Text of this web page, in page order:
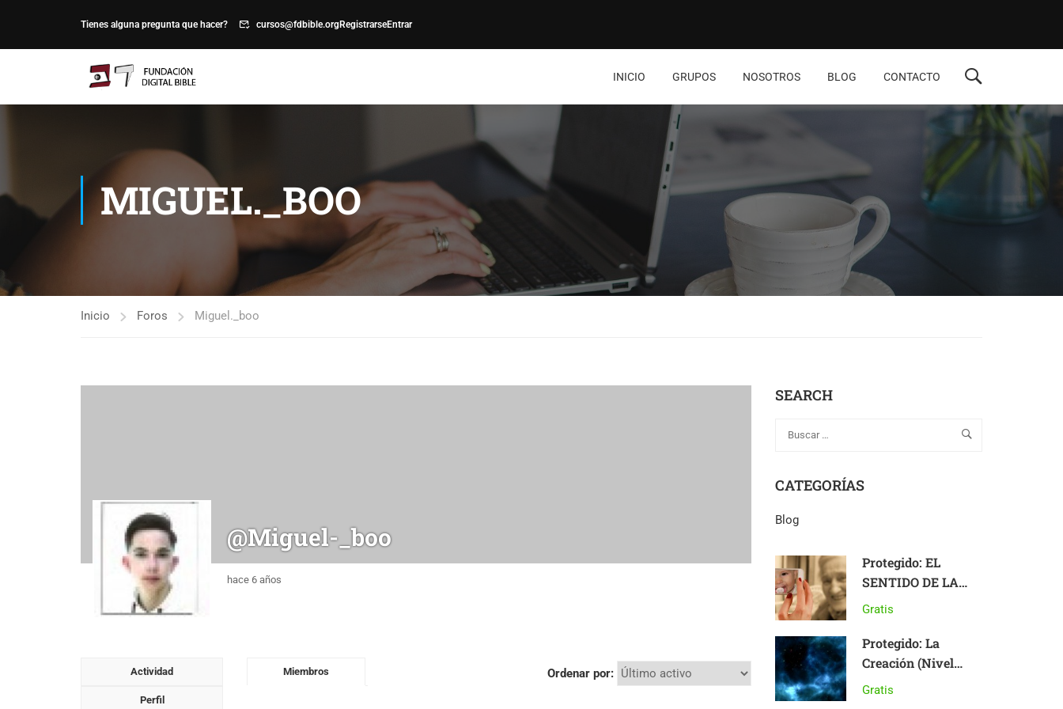
Tienes alguna pregunta que hacer? cursos@fdbible.orgRegistrarseEntrar
INICIO GRUPOS NOSOTROS BLOG CONTACTO
MIGUEL._BOO
Inicio Foros Miguel._boo
@miguel-_boo
hace 6 años
Actividad
Perfil
Miembros Ordenar por:
SEARCH
CATEGORÍAS
Blog
Protegido: EL
SENTIDO DE LA
VIDA
Gratis
Protegido: La
Creación (Nivel
Básico)
Gratis